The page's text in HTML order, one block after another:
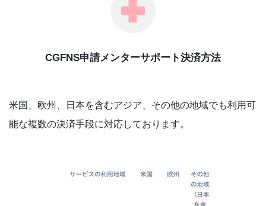
CGFNS申請メンターサポート決済方法
米国、欧州、日本を含むアジア、その他の地域でも利用可
能な複数の決済手段に対応しております。